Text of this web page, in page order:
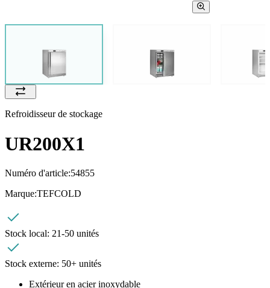
Refroidisseur de stockage
UR200X1
Numéro d'article:54855
Marque:TEFCOLD
Stock local: 21-50 unités
Stock externe: 50+ unités
Extérieur en acier inoxydable